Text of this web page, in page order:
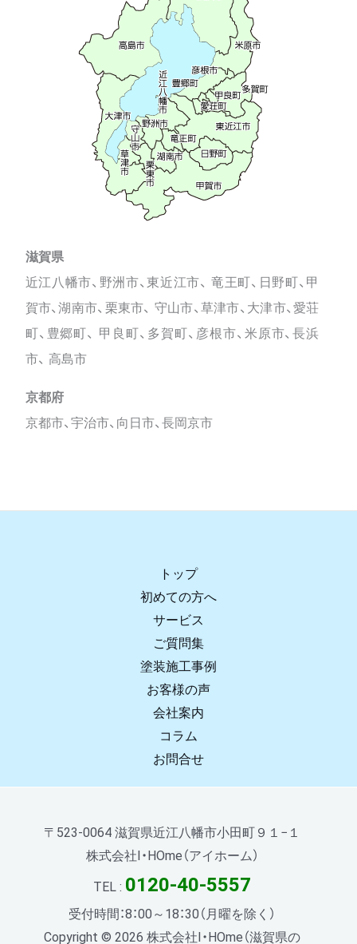
滋賀県
近江八幡市、野洲市、東近江市、 竜王町、日野町、甲
賀市、湖南市、栗東市、 守山市、草津市、大津市、愛荘
町、豊郷町、 甲良町、多賀町、彦根市、米原市、長浜
市、 高島市
京都府
京都市、宇治市、向日市、長岡京市
トップ
初めての方へ
サービス
ご質問集
塗装施工事例
お客様の声
会社案内
コラム
お問合せ
〒523-0064 滋賀県近江八幡市小田町９１−１
株式会社I・HOme（アイホーム）
TEL : 0120-40-5557
受付時間：8：00～18：30（月曜を除く）
Copyright © 2026 株式会社I・HOme（滋賀県の